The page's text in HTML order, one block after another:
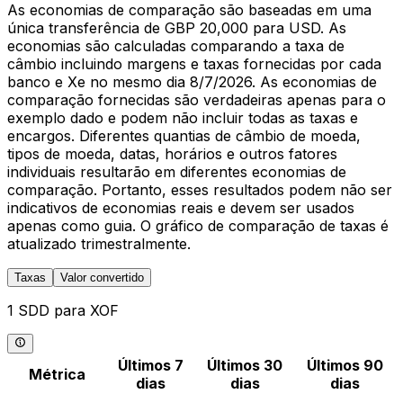
As economias de comparação são baseadas em uma
única transferência de GBP 20,000 para USD. As
economias são calculadas comparando a taxa de
câmbio incluindo margens e taxas fornecidas por cada
banco e Xe no mesmo dia 8/7/2026. As economias de
comparação fornecidas são verdadeiras apenas para o
exemplo dado e podem não incluir todas as taxas e
encargos. Diferentes quantias de câmbio de moeda,
tipos de moeda, datas, horários e outros fatores
individuais resultarão em diferentes economias de
comparação. Portanto, esses resultados podem não ser
indicativos de economias reais e devem ser usados
apenas como guia. O gráfico de comparação de taxas é
atualizado trimestralmente.
Taxas Valor convertido
1 SDD para XOF
Métrica
Últimos 7
dias
Últimos 30
dias
Últimos 90
dias